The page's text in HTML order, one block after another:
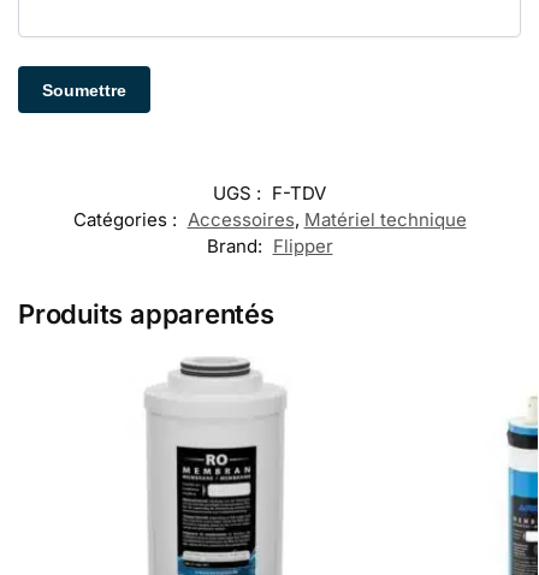
UGS : F-TDV
Catégories : Accessoires, Matériel technique
Brand: Flipper
Produits apparentés